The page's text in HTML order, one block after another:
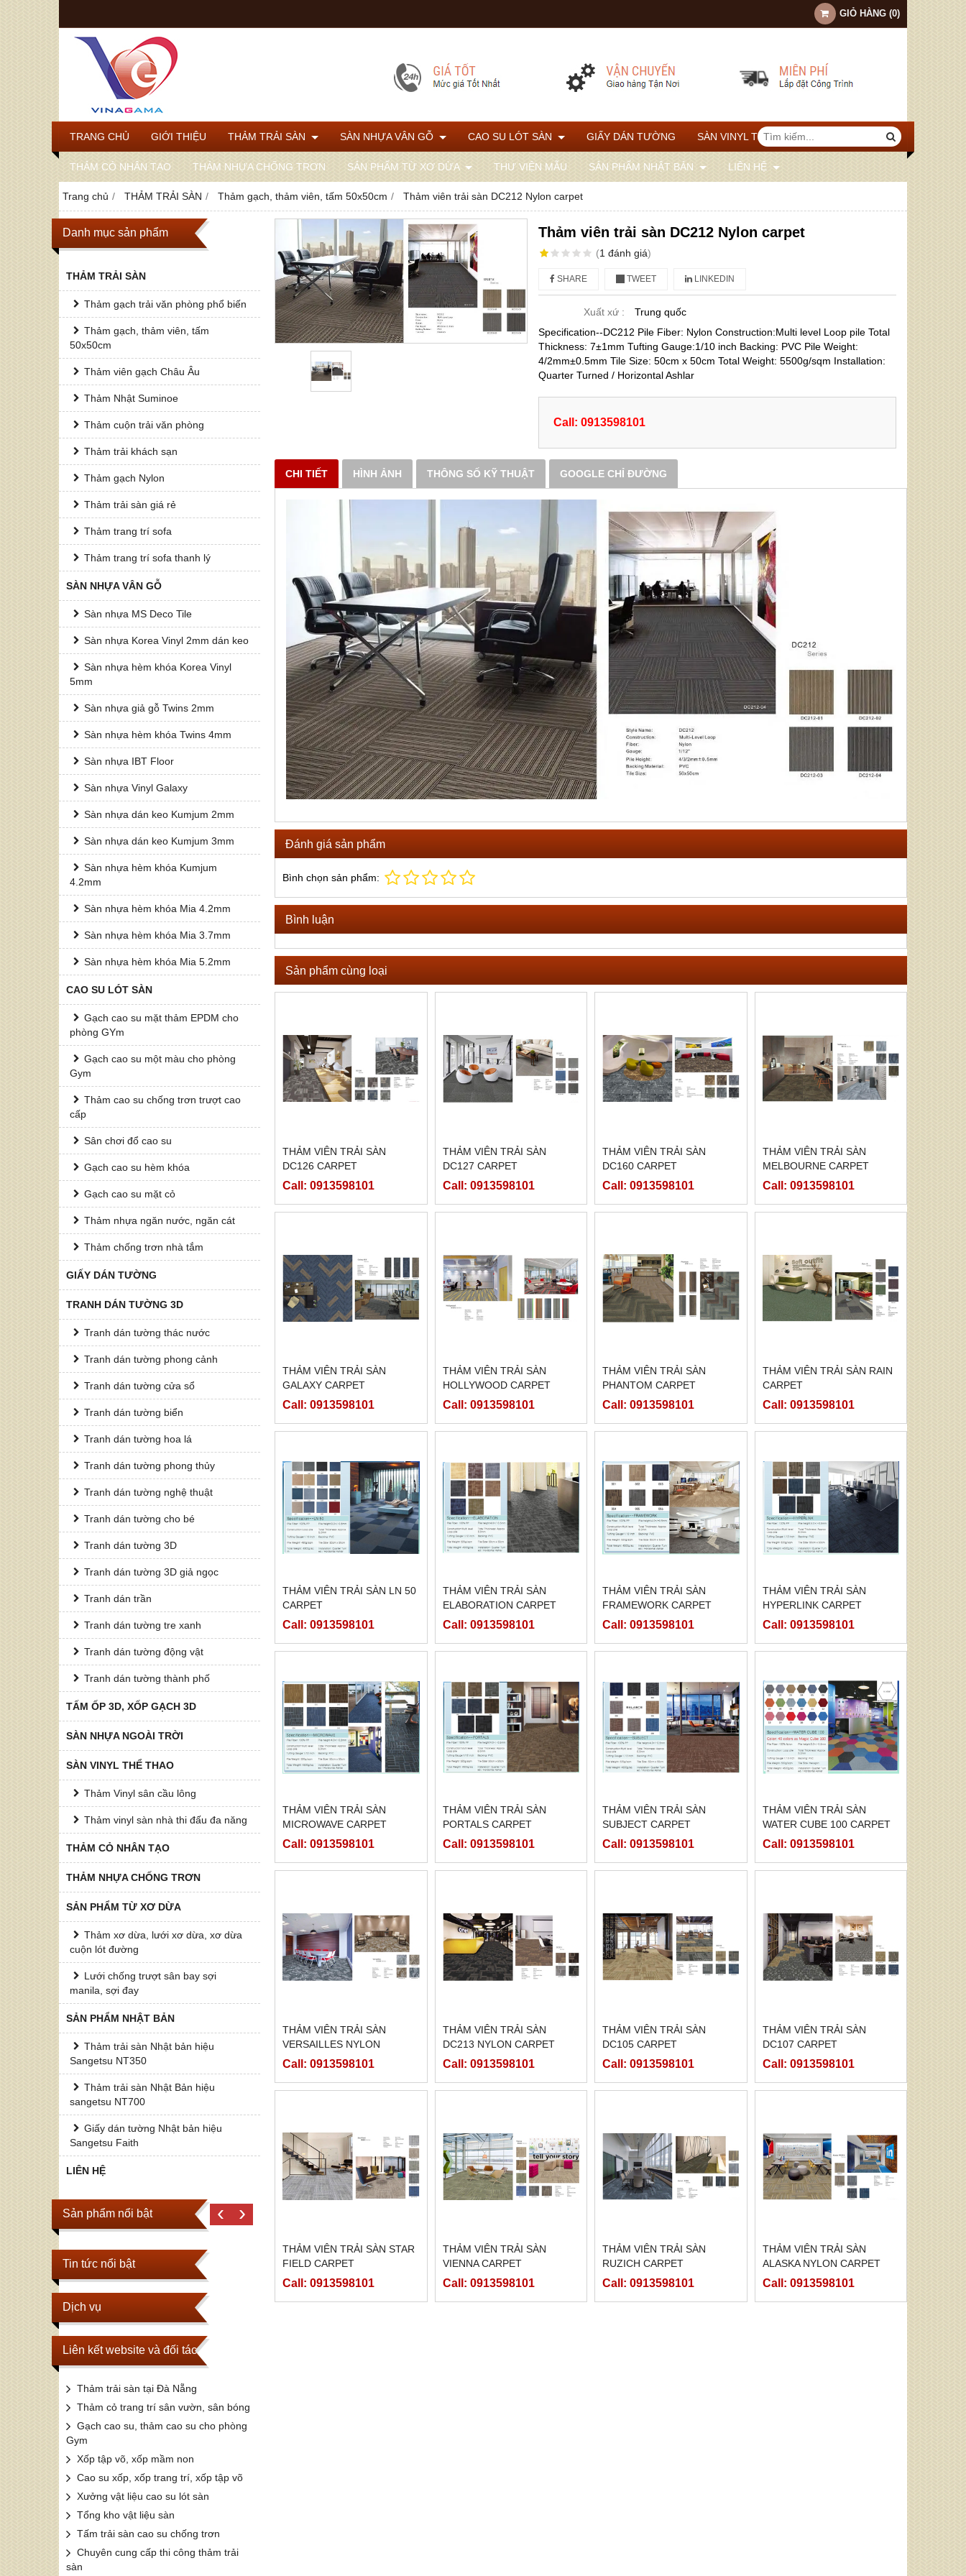
GIỎ HÀNG (0)
TRANG CHỦ GIỚI THIỆU THẢM TRẢI SÀN SÀN NHỰA VÂN GỖ CAO SU LÓT SÀN GIẤY DÁN TƯỜNG SÀN VINYL THỂ THAO
THẢM CỎ NHÂN TẠO THẢM NHỰA CHỐNG TRƠN SẢN PHẨM TỪ XƠ DỪA THƯ VIỆN MẪU SẢN PHẨM NHẬT BẢN LIÊN HỆ
Trang chủ THẢM TRẢI SÀN Thảm gạch, thảm viên, tấm 50x50cm Thảm viên trải sàn DC212 Nylon carpet
Danh mục sản phẩm
THẢM TRẢI SÀN
Thảm gạch trải văn phòng phổ biến
Thảm gạch, thảm viên, tấm
50x50cm
Thảm viên gạch Châu Âu
Thảm Nhật Suminoe
Thảm cuộn trải văn phòng
Thảm trải khách sạn
Thảm gạch Nylon
Thảm trải sàn giá rẻ
Thảm trang trí sofa
Thảm trang trí sofa thanh lý
SÀN NHỰA VÂN GỖ
Sàn nhựa MS Deco Tile
Sàn nhựa Korea Vinyl 2mm dán keo
Sàn nhựa hèm khóa Korea Vinyl
5mm
Sàn nhựa giả gỗ Twins 2mm
Sàn nhựa hèm khóa Twins 4mm
Sàn nhựa IBT Floor
Sàn nhựa Vinyl Galaxy
Sàn nhựa dán keo Kumjum 2mm
Sàn nhựa dán keo Kumjum 3mm
Sàn nhựa hèm khóa Kumjum
4.2mm
Sàn nhựa hèm khóa Mia 4.2mm
Sàn nhựa hèm khóa Mia 3.7mm
Sàn nhựa hèm khóa Mia 5.2mm
CAO SU LÓT SÀN
Gạch cao su mặt thảm EPDM cho
phòng GYm
Gạch cao su một màu cho phòng
Gym
Thảm cao su chống trơn trượt cao
cấp
Sân chơi đổ cao su
Gạch cao su hèm khóa
Gạch cao su mặt cỏ
Thảm nhựa ngăn nước, ngăn cát
Thảm chống trơn nhà tắm
GIẤY DÁN TƯỜNG
TRANH DÁN TƯỜNG 3D
Tranh dán tường thác nước
Tranh dán tường phong cảnh
Tranh dán tường cửa sổ
Tranh dán tường biển
Tranh dán tường hoa lá
Tranh dán tường phong thủy
Tranh dán tường nghệ thuật
Tranh dán tường cho bé
Tranh dán tường 3D
Tranh dán tường 3D giả ngọc
Tranh dán trần
Tranh dán tường tre xanh
Tranh dán tường động vật
Tranh dán tường thành phố
TẤM ỐP 3D, XỐP GẠCH 3D
SÀN NHỰA NGOÀI TRỜI
SÀN VINYL THỂ THAO
Thảm Vinyl sân cầu lông
Thảm vinyl sàn nhà thi đấu đa năng
THẢM CỎ NHÂN TẠO
THẢM NHỰA CHỐNG TRƠN
SẢN PHẨM TỪ XƠ DỪA
Thảm xơ dừa, lưới xơ dừa, xơ dừa
cuộn lót đường
Lưới chống trượt sân bay sợi
manila, sợi đay
SẢN PHẨM NHẬT BẢN
Thảm trải sàn Nhật bản hiệu
Sangetsu NT350
Thảm trải sàn Nhật Bản hiệu
sangetsu NT700
Giấy dán tường Nhật bản hiệu
Sangetsu Faith
LIÊN HỆ
Sản phẩm nổi bật ‹ ›
Tin tức nổi bật
Dịch vụ
Liên kết website và đối tác
Thảm trải sàn tại Đà Nẵng
Thảm cỏ trang trí sân vườn, sân bóng
Gạch cao su, thảm cao su cho phòng
Gym
Xốp tập võ, xốp mầm non
Cao su xốp, xốp trang trí, xốp tập võ
Xưởng vật liệu cao su lót sàn
Tổng kho vật liệu sàn
Tấm trải sàn cao su chống trơn
Chuyên cung cấp thi công thảm trải
sàn
Thảm viên trải sàn DC212 Nylon carpet
(1 đánh giá)
SHARE TWEET LINKEDIN
Xuất xứ :
Trung quốc
Specification--DC212 Pile Fiber: Nylon Construction:Multi level Loop pile Total
Thickness: 7±1mm Tufting Gauge:1/10 inch Backing: PVC Pile Weight:
4/2mm±0.5mm Tile Size: 50cm x 50cm Total Weight: 5500g/sqm Installation:
Quarter Turned / Horizontal Ashlar
Call: 0913598101
CHI TIẾT HÌNH ẢNH THÔNG SỐ KỸ THUẬT GOOGLE CHỈ ĐƯỜNG
Đánh giá sản phẩm
Bình chọn sản phẩm:
Bình luận
Sản phẩm cùng loại
THẢM VIÊN TRẢI SÀN
DC126 CARPET
Call: 0913598101
THẢM VIÊN TRẢI SÀN
DC127 CARPET
Call: 0913598101
THẢM VIÊN TRẢI SÀN
DC160 CARPET
Call: 0913598101
THẢM VIÊN TRẢI SÀN
MELBOURNE CARPET
Call: 0913598101
THẢM VIÊN TRẢI SÀN
GALAXY CARPET
Call: 0913598101
THẢM VIÊN TRẢI SÀN
HOLLYWOOD CARPET
Call: 0913598101
THẢM VIÊN TRẢI SÀN
PHANTOM CARPET
Call: 0913598101
THẢM VIÊN TRẢI SÀN RAIN
CARPET
Call: 0913598101
THẢM VIÊN TRẢI SÀN LN 50
CARPET
Call: 0913598101
THẢM VIÊN TRẢI SÀN
ELABORATION CARPET
Call: 0913598101
THẢM VIÊN TRẢI SÀN
FRAMEWORK CARPET
Call: 0913598101
THẢM VIÊN TRẢI SÀN
HYPERLINK CARPET
Call: 0913598101
THẢM VIÊN TRẢI SÀN
MICROWAVE CARPET
Call: 0913598101
THẢM VIÊN TRẢI SÀN
PORTALS CARPET
Call: 0913598101
THẢM VIÊN TRẢI SÀN
SUBJECT CARPET
Call: 0913598101
THẢM VIÊN TRẢI SÀN
WATER CUBE 100 CARPET
Call: 0913598101
THẢM VIÊN TRẢI SÀN
VERSAILLES NYLON
CARPET
Call: 0913598101
THẢM VIÊN TRẢI SÀN
DC213 NYLON CARPET
Call: 0913598101
THẢM VIÊN TRẢI SÀN
DC105 CARPET
Call: 0913598101
THẢM VIÊN TRẢI SÀN
DC107 CARPET
Call: 0913598101
THẢM VIÊN TRẢI SÀN STAR
FIELD CARPET
Call: 0913598101
THẢM VIÊN TRẢI SÀN
VIENNA CARPET
Call: 0913598101
THẢM VIÊN TRẢI SÀN
RUZICH CARPET
Call: 0913598101
THẢM VIÊN TRẢI SÀN
ALASKA NYLON CARPET
Call: 0913598101